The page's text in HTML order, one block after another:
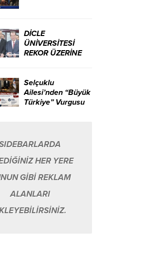
DİCLE
ÜNİVERSİTESİ
REKOR ÜZERİNE
Selçuklu
Ailesi’nden “Büyük
Türkiye” Vurgusu
HER YERE
GİBİ REKLAM
ALANLARI